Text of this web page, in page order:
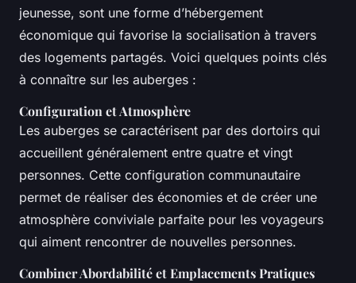
jeunesse, sont une forme d’hébergement
économique qui favorise la socialisation à travers
des logements partagés. Voici quelques points clés
à connaître sur les auberges :
Configuration et Atmosphère
Les auberges se caractérisent par des dortoirs qui
accueillent généralement entre quatre et vingt
personnes. Cette configuration communautaire
permet de réaliser des économies et de créer une
atmosphère conviviale parfaite pour les voyageurs
qui aiment rencontrer de nouvelles personnes.
Combiner Abordabilité et Emplacements Pratiques